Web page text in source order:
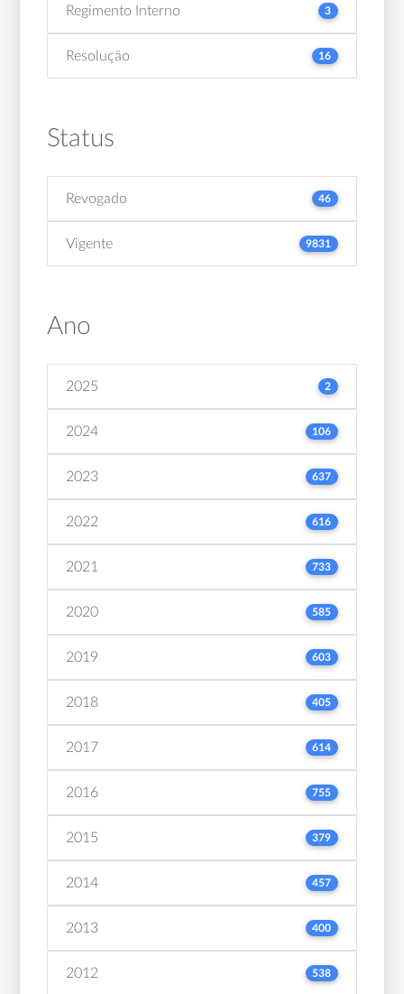
Regimento Interno 3
Resolução 16
Status
Revogado 46
Vigente 9831
Ano
2025 2
2024 106
2023 637
2022 616
2021 733
2020 585
2019 603
2018 405
2017 614
2016 755
2015 379
2014 457
2013 400
2012 538